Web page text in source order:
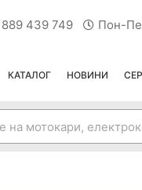
439 749 Пон-
КАТАЛОГ НОВИНИ